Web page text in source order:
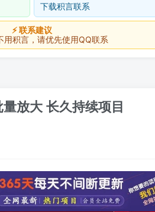
下载积言联系
⚡ 联系建议
言，请优先使用QQ联系
放大 长久持续项目